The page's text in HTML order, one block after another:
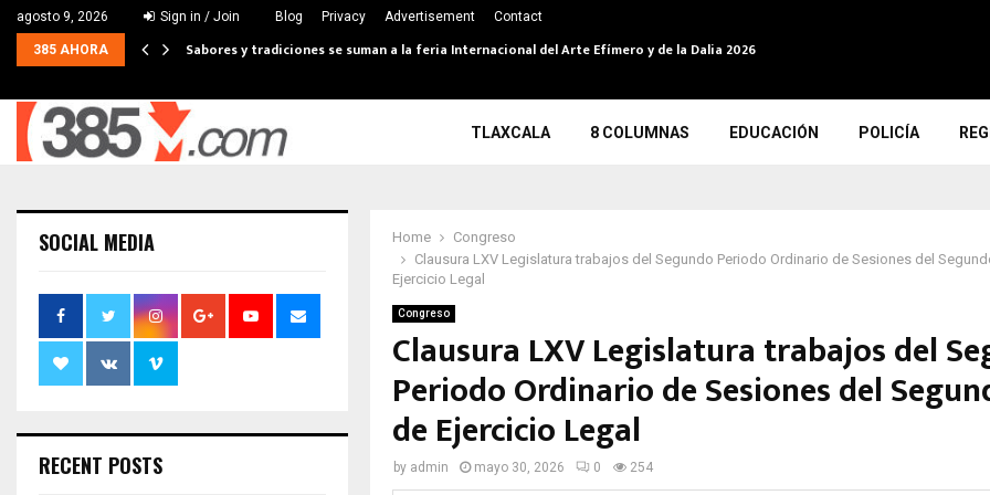
agosto 9, 2026 Sign in / Join Blog Privacy Advertisement Contact
385 AHORA Sabores y tradiciones se suman a la feria Internacional del Arte Efímero y de la Dalia 2026
TLAXCALA 8 COLUMNAS EDUCACIÓN POLICÍA
Home
Congreso
Clausura LXV Legislatura trabajos del Segundo Periodo Ordinario de Sesiones del
Ejercicio Legal
Congreso
Clausura LXV Legislatura trabajos del
Periodo Ordinario de Sesiones del
de Ejercicio Legal
by admin mayo 30, 2026 0 254
SOCIAL MEDIA
RECENT POSTS